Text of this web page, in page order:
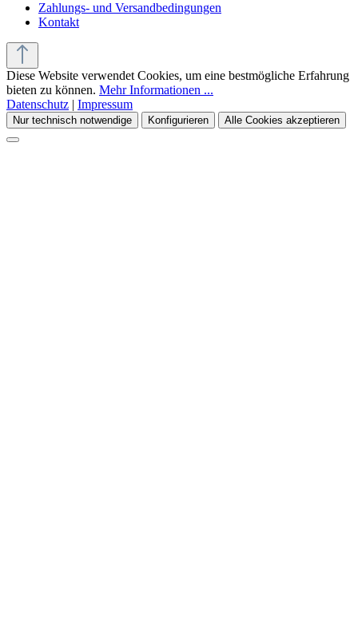
Zahlungs- und Versandbedingungen
Kontakt
Diese Website verwendet Cookies, um eine bestmögliche Erfahrung
bieten zu können. Mehr Informationen ...
Datenschutz | Impressum
Nur technisch notwendige Konfigurieren Alle Cookies akzeptieren